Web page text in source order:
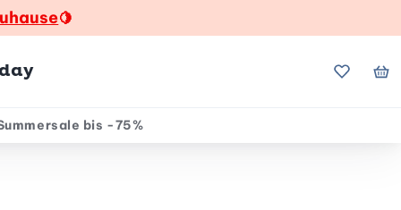
🍋
Meine
bis -75%